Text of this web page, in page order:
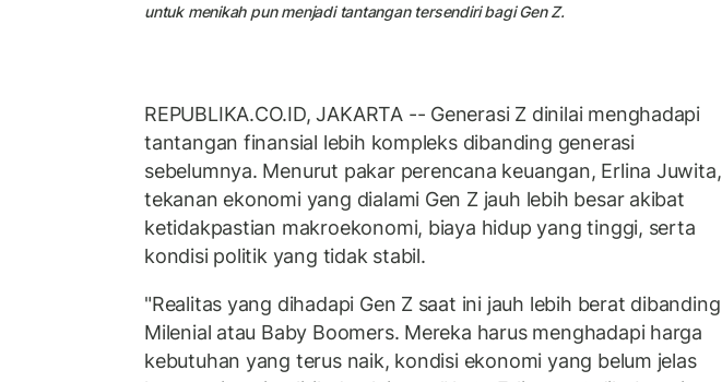
untuk menikah pun menjadi tantangan tersendiri bagi Gen Z.
REPUBLIKA.CO.ID, JAKARTA -- Generasi Z dinilai menghadapi
tantangan finansial lebih kompleks dibanding generasi
sebelumnya. Menurut pakar perencana keuangan, Erlina Juwita,
tekanan ekonomi yang dialami Gen Z jauh lebih besar akibat
ketidakpastian makroekonomi, biaya hidup yang tinggi, serta
kondisi politik yang tidak stabil.
"Realitas yang dihadapi Gen Z saat ini jauh lebih berat dibanding
Milenial atau Baby Boomers. Mereka harus menghadapi harga
kebutuhan yang terus naik, kondisi ekonomi yang belum jelas